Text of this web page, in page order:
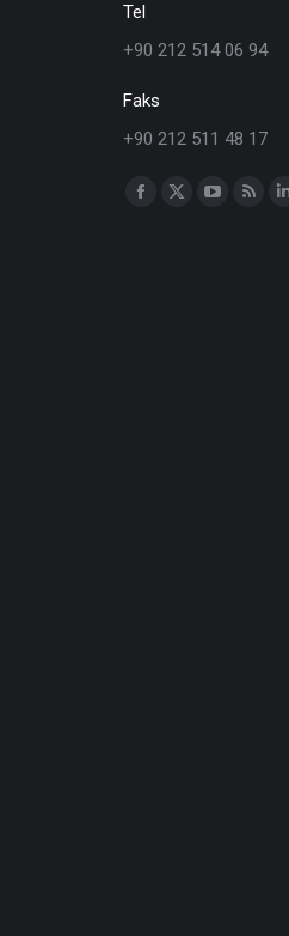
Tel
+90 212 514 06 94
Faks
+90 212 511 48 17
Find us on: